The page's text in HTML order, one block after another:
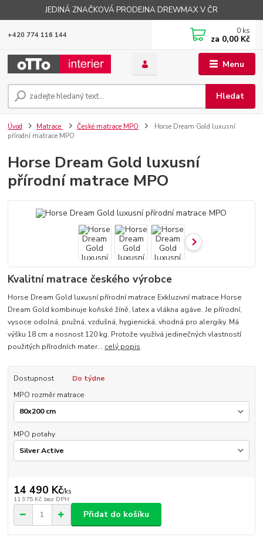
JEDINÁ ZNAČKOVÁ PRODEJNA DREWMAX V ČR
Menu
Hledat
+420 774 116 144 0 ks
za 0,00 Kč
Úvod Matrace České matrace MPO
Horse Dream Gold luxusní
přírodní matrace MPO
Horse Dream Gold luxusní
přírodní matrace MPO
Kvalitní matrace českého výrobce
Horse Dream Gold luxusní přírodní matrace Exkluzivní matrace Horse
Dream Gold kombinuje koňské žíně, latex a vlákna agáve. Je přírodní,
vysoce odolná, pružná, vzdušná, hygienická, vhodná pro alergiky. Má
výšku 18 cm a nosnost 120 kg. Protože využívá jedinečných vlastností
použitých přírodních mater... celý popis
Dostupnost
Do týdne
MPO rozměr matrace
MPO potahy
14 490 Kč/ks
11 975 Kč bez DPH
Přidat do košíku